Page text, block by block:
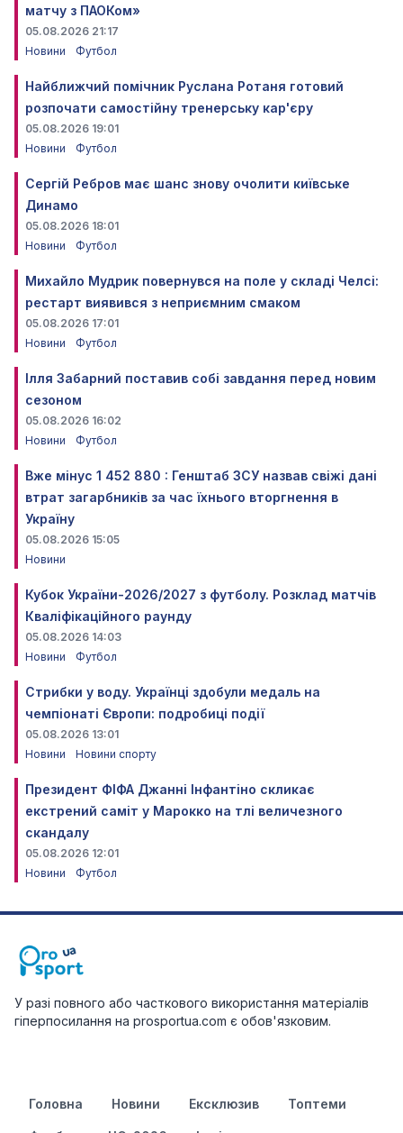
матчу з ПАОКом»
05.08.2026 21:17
Новини
Футбол
Найближчий помічник Руслана Ротаня готовий
розпочати самостійну тренерську кар'єру
05.08.2026 19:01
Новини
Футбол
Сергій Ребров має шанс знову очолити київське
Динамо
05.08.2026 18:01
Новини
Футбол
Михайло Мудрик повернувся на поле у складі Челсі:
рестарт виявився з неприємним смаком
05.08.2026 17:01
Новини
Футбол
Ілля Забарний поставив собі завдання перед новим
сезоном
05.08.2026 16:02
Новини
Футбол
Вже мінус 1 452 880 : Генштаб ЗСУ назвав свіжі дані
втрат загарбників за час їхнього вторгнення в
Україну
05.08.2026 15:05
Новини
Кубок України-2026/2027 з футболу. Розклад матчів
Кваліфікаційного раунду
05.08.2026 14:03
Новини
Футбол
Стрибки у воду. Українці здобули медаль на
чемпіонаті Європи: подробиці події
05.08.2026 13:01
Новини
Новини спорту
Президент ФІФА Джанні Інфантіно скликає
екстрений саміт у Марокко на тлі величезного
скандалу
05.08.2026 12:01
Новини
Футбол
У разі повного або часткового використання матеріалів
гіперпосилання на prosportua.com є обов'язковим.
Головна Новини Ексклюзив Топтеми